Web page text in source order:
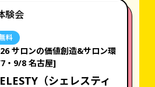
料
サロンの価値創造&サロン環
・9/8 名古屋]
（シェレスティ